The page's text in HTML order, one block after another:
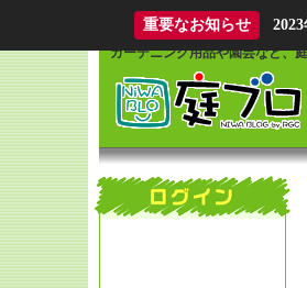
重要なお知らせ
What is Niwablo?
ガーデニング用品や園芸など、